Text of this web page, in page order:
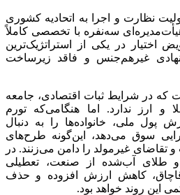
نظارت و اجرا به اتحادیه کشوری
سه‌نفره با تخصصی کاملاً
اختیار در یکی از
استراتژیک‌ترین
غیرهم‌جنس و فاقد زیرساخت
که در شرایط ثبات اقتصادی، جامعه
و ارز ندارد. اما هنگامی‌که تورم
پول ملی، خانواده‌ها را به دنبال
سوق می‌دهد، این‌گونه طرح‌های
و تقاضای غیرمولد را دامن می‌زنند. در
طلای آب‌شده از صنعت، تعطیلی
قاچاق، کاهش ارزش افزوده و حذف
این روند خواهد بود.